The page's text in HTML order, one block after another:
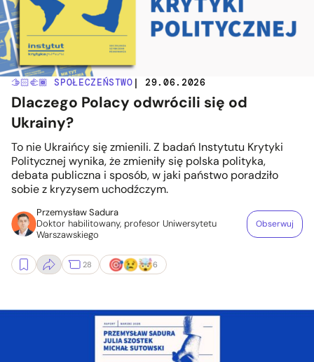
🫱🏻‍🫲🏾 SPOŁECZEŃSTWO | 29.06.2026
Dlaczego Polacy odwrócili się od
Ukrainy?
To nie Ukraińcy się zmienili. Z badań Instytutu Krytyki
Politycznej wynika, że zmieniły się polska polityka,
debata publiczna i sposób, w jaki państwo poradziło
sobie z kryzysem uchodźczym.
Przemysław Sadura
Doktor habilitowany, profesor Uniwersytetu
Warszawskiego
Obserwuj
28 6